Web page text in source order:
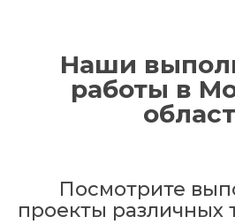
Наши
работы в
Посмотрите
проекты различных